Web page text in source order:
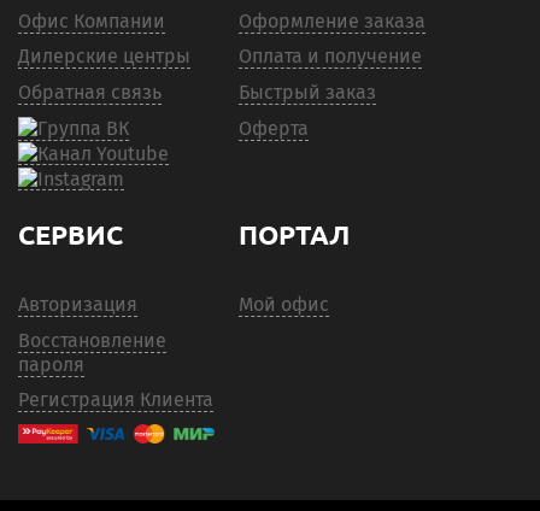
Офис Компании
Дилерские центры
Обратная связь
Оформление заказа
Оплата и получение
Быстрый заказ
Оферта
СЕРВИС
Авторизация
Восстановление
пароля
Регистрация Клиента
ПОРТАЛ
Мой офис